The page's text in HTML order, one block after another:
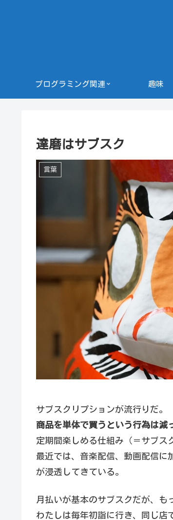
プログラミング関連 趣味
達磨はサブスク
言葉
サブスクリプションが流行りだ。
商品を単体で買うという行為は減
定期間楽しめる仕組み（＝サブス
最近では、音楽配信、動画配信に
が浸透してきている。
月払いが基本のサブスクだが、も
わたしは毎年初詣に行き、同じ店